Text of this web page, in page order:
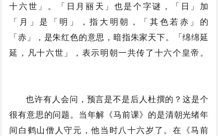
十六世」。「日月丽天」也是个字谜，「日」加
「月」是「明」，指大明朝，「其色若赤」的
「赤」，是朱红色的意思，暗指朱家天下。「绵绵延
延，凡十六世」，表示明朝一共传了十六个皇帝。
也许有人会问，预言是不是后人杜撰的？这是个
很有意思的问题。当年解《马前课》的是清朝光绪年
间白鹤山僧人守元，他当时八十六岁了。在《马前